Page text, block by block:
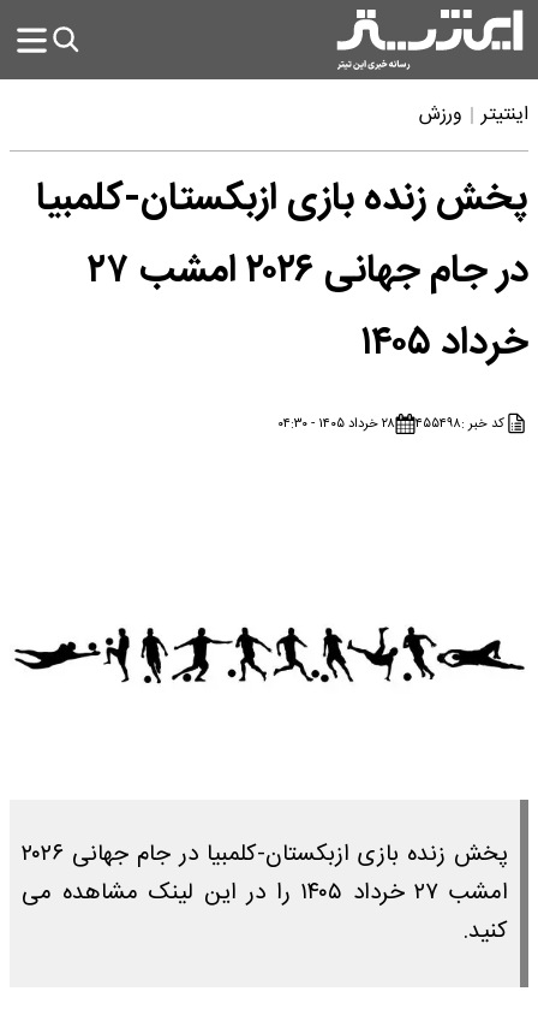
اینتیتر ورزش
پخش زنده بازی ازبکستان-کلمبیا
در جام جهانی ۲۰۲۶ امشب ۲۷
خرداد ۱۴۰۵
کد خبر :۴۵۵۴۹۸ ۲۸ خرداد ۱۴۰۵ - ۰۴:۳۰
پخش زنده بازی ازبکستان-کلمبیا در جام جهانی ۲۰۲۶
امشب ۲۷ خرداد ۱۴۰۵ را در این لینک مشاهده می
کنید.